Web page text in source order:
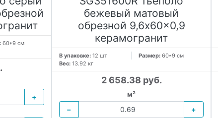
60*9 см
+
бежевый матовый
обрезной 9,6x60x0,9
керамогранит
В упаковке: 12 шт Размер: 60*9 см
Вес: 13.92 кг
2 658.38 руб.
м²
−
+